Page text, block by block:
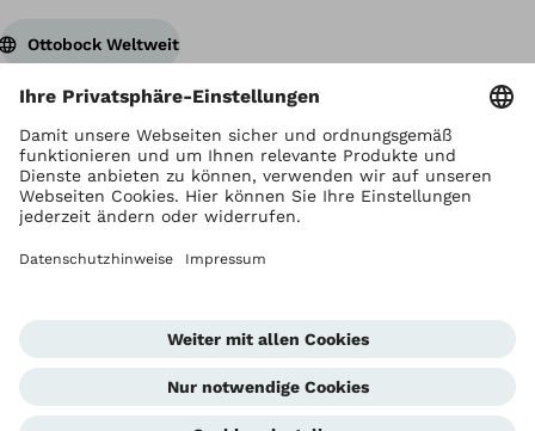
Ottobock Weltweit
Urheberrecht liegt bei Ottobock
Datenschutzeinstellungen
Datenschutzhinweise
Nutzungsbedingungen
Global Website
Hinweisgeberstelle